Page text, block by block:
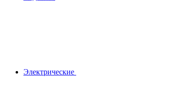
Электрические